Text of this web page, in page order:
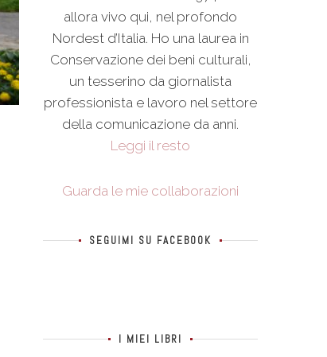
allora vivo qui, nel profondo
Nordest d’Italia. Ho una laurea in
Conservazione dei beni culturali,
un tesserino da giornalista
professionista e lavoro nel settore
della comunicazione da anni.
Leggi il resto
Guarda le mie collaborazioni
SEGUIMI SU FACEBOOK
I MIEI LIBRI